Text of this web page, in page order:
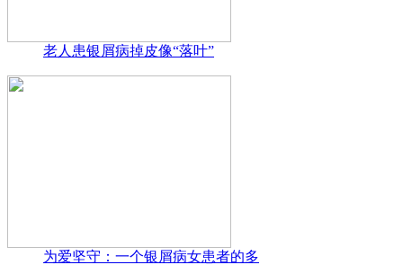
老人患银屑病掉皮像“落叶”
为爱坚守：一个银屑病女患者的多